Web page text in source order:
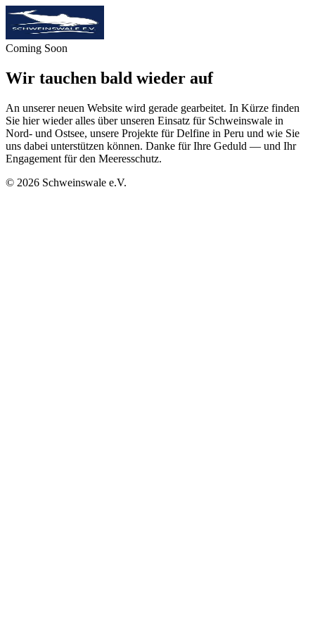
Coming Soon
Wir tauchen bald wieder auf
An unserer neuen Website wird gerade gearbeitet. In Kürze finden
Sie hier wieder alles über unseren Einsatz für Schweinswale in
Nord- und Ostsee, unsere Projekte für Delfine in Peru und wie Sie
uns dabei unterstützen können. Danke für Ihre Geduld — und Ihr
Engagement für den Meeresschutz.
© 2026 Schweinswale e.V.